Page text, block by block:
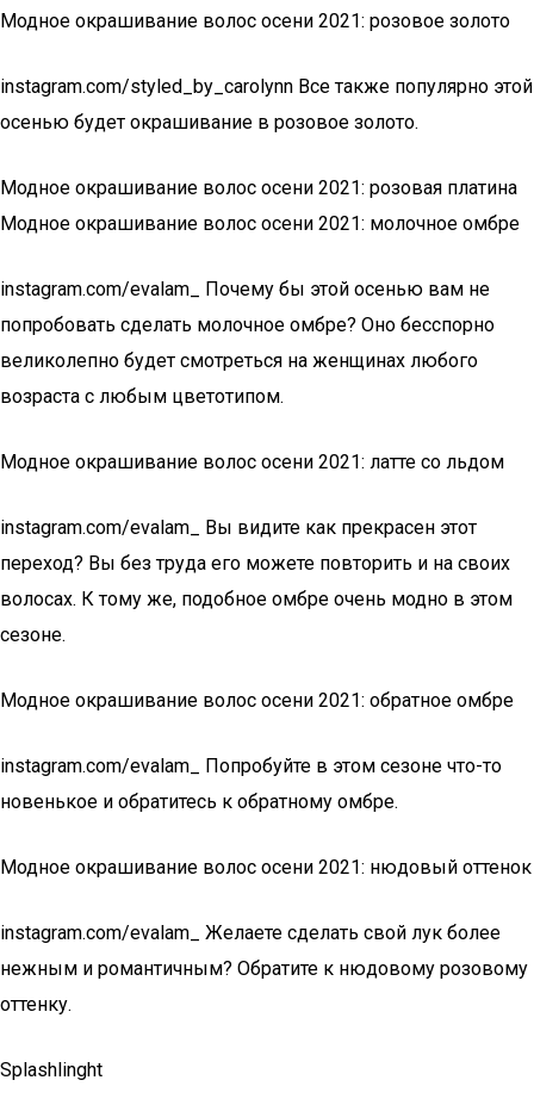
Модное окрашивание волос осени 2021: розовое золото
instagram.com/styled_by_carolynn Все также популярно этой
осенью будет окрашивание в розовое золото.
Модное окрашивание волос осени 2021: розовая платина
Модное окрашивание волос осени 2021: молочное омбре
instagram.com/evalam_ Почему бы этой осенью вам не
попробовать сделать молочное омбре? Оно бесспорно
великолепно будет смотреться на женщинах любого
возраста с любым цветотипом.
Модное окрашивание волос осени 2021: латте со льдом
instagram.com/evalam_ Вы видите как прекрасен этот
переход? Вы без труда его можете повторить и на своих
волосах. К тому же, подобное омбре очень модно в этом
сезоне.
Модное окрашивание волос осени 2021: обратное омбре
instagram.com/evalam_ Попробуйте в этом сезоне что-то
новенькое и обратитесь к обратному омбре.
Модное окрашивание волос осени 2021: нюдовый оттенок
instagram.com/evalam_ Желаете сделать свой лук более
нежным и романтичным? Обратите к нюдовому розовому
оттенку.
Splashlinght